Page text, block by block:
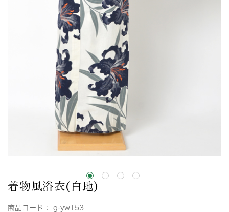
着物風浴衣(白地)
商品コード： g-yw153